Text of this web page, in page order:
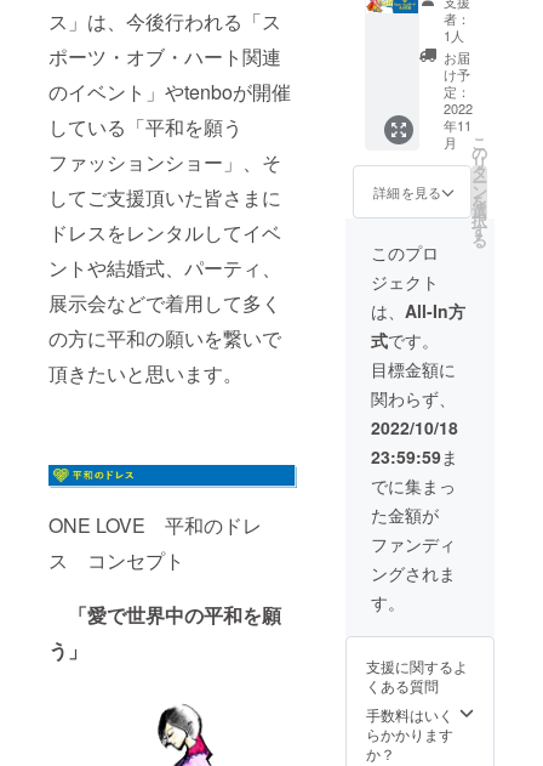
ス」は、今後行われる「ス
ポーツ・オブ・ハート関連
のイベント」やtenboが開催
している「平和を願う
ファッションショー」、そ
してご支援頂いた皆さまに
ドレスをレンタルしてイベ
ントや結婚式、パーティ、
展示会などで着用して多く
の方に平和の願いを繋いで
頂きたいと思います。
ONE LOVE 平和のドレ
ス コンセプト
「愛で世界中の平和を願
う」
クネー
ム可。
但し、
漢字・
ひらが
な・カ
タカ
ナ・ア
ルファ
ベット
号は使
可。 会
社名の
み可/会
社名と
個人名
と両方
の掲載
はNGで
考欄に
ご記入
が無い
場合
は、お
名前を
掲載い
家 鎌
谷徹太
郎さん
による
アート
ポスト
カード5
枚×2名
＝10枚
入り。
・
SPORT
S of
HEART
2022公
式Tシャ
ツ 現
代美術
家 鎌
谷徹太
郎デザ
イン カ
ラー：
ホワイ
ト×ブ
ルー
ホワイ
ト×イエ
ロー サ
イズ：
100％
Heartfu
lボード
名前記
載 10月
22日に
ドレ
ス」1回
分レン
タル ＊
ドレス
の往復
配送料
無料で
すの
で、お
届けし
た箱に
入れて
ご返却
くださ
い。 お
申し込
み時に
頂いた
ご住所
への配
送とな
りま
す。国
内の配
送に限
りま
す。 ＜
レンタ
ル期間
～2023
30日ま
での間
＜レン
タル日
数＞ 3
者：
1人
お届
け予
定：
2022
年11
月
詳細を見る
こ
の
リ
タ
ー
ン
を
選
択
す
る
このプロ
ジェクト
は、 All-In方
式です。
目標金額に
関わらず、
2022/10/18
23:59:59ま
でに集まっ
た金額が
ファンディ
ングされま
す。
支援に関するよ
くある質問
手数料はいく
らかかります
か？